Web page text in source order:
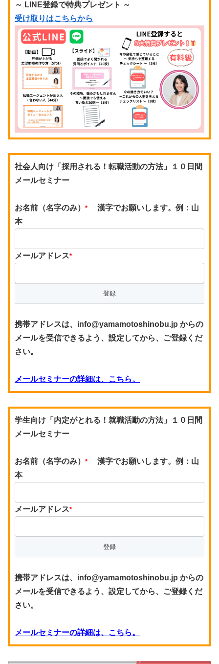
～ LINE登録で特典プレゼント ～
受け取りはこちらから
社会人向け「採用される！転職活動の方法」１０日間
メールセミナー
お名前（名字のみ） *
漢字でお願いします。例：山
本
メールアドレス*
携帯アドレスは、info@yamamotoshinobu.jp からの
メールを受信できるよう、設定してから、ご登録くだ
さい。
メールセミナーの詳細は、こちら。
学生向け「内定がとれる！就職活動の方法」１０日間
メールセミナー
お名前（名字のみ） *
漢字でお願いします。例：山
本
メールアドレス*
携帯アドレスは、info@yamamotoshinobu.jp からの
メールを受信できるよう、設定してから、ご登録くだ
さい。
メールセミナーの詳細は、こちら。